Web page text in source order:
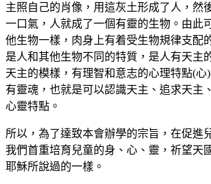
主照自己的肖像，用這灰土形成了人，然
一口氣，人就成了一個有靈的生物。由此
他生物一樣，肉身上有着受生物規律支配
是人和其他生物不同的特質，是人有天主
天主的模樣，有理智和意志的心理特點(心
有靈魂，也就是可以認識天主、追求天主
心靈特點。
所以，為了達致本會辦學的宗旨，在促進
我們首重培育兒童的身、心、靈，祈望天
耶穌所說過的一樣。